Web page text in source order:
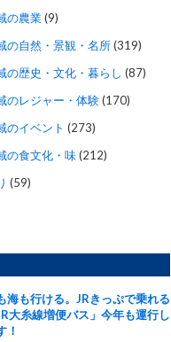
の農業(9)
の自然・景観・名所(319)
の歴史・文化・暮らし (87)
のレジャー・体験(170)
のイベント (273)
の食文化・味(212)
(59)
海も行ける。JRきっぷで乗れる
大糸線増便バス」今年も運行し
！